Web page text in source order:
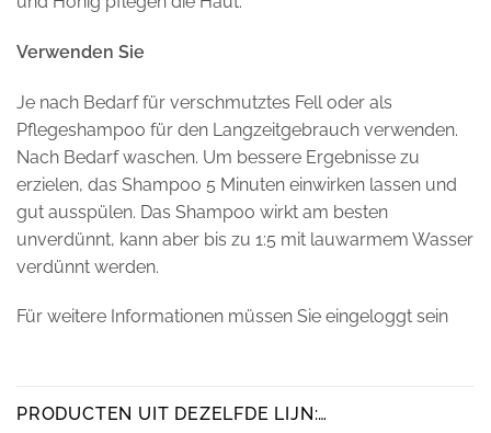
Verwenden Sie
Je nach Bedarf für verschmutztes Fell oder als
Pflegeshampoo für den Langzeitgebrauch verwenden.
Nach Bedarf waschen. Um bessere Ergebnisse zu
erzielen, das Shampoo 5 Minuten einwirken lassen und
gut ausspülen. Das Shampoo wirkt am besten
unverdünnt, kann aber bis zu 1:5 mit lauwarmem Wasser
verdünnt werden.
Für weitere Informationen müssen Sie eingeloggt sein
PRODUCTEN UIT DEZELFDE LIJN:…